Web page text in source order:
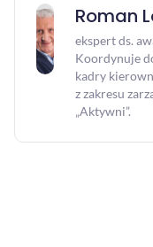
cyklu
Roman
ekspert ds.
Koordynuje
kadry
z zakresu
„Aktywni”.